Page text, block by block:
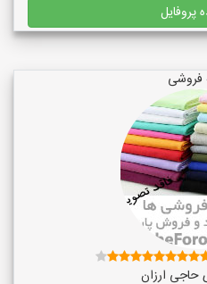
پروفایل
فروشی
حاجی ارزان